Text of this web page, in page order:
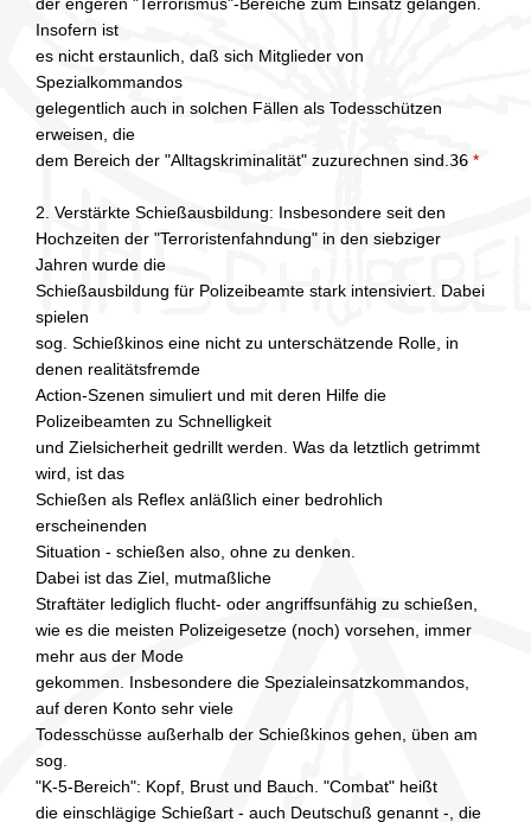
der engeren "Terrorismus"-Bereiche zum Einsatz gelangen.
Insofern ist
es nicht erstaunlich, daß sich Mitglieder von
Spezialkommandos
gelegentlich auch in solchen Fällen als Todesschützen
erweisen, die
dem Bereich der "Alltagskriminalität" zuzurechnen sind.36 *
2. Verstärkte Schießausbildung: Insbesondere seit den
Hochzeiten der "Terroristenfahndung" in den siebziger
Jahren wurde die
Schießausbildung für Polizeibeamte stark intensiviert. Dabei
spielen
sog. Schießkinos eine nicht zu unterschätzende Rolle, in
denen realitätsfremde
Action-Szenen simuliert und mit deren Hilfe die
Polizeibeamten zu Schnelligkeit
und Zielsicherheit gedrillt werden. Was da letztlich getrimmt
wird, ist das
Schießen als Reflex anläßlich einer bedrohlich
erscheinenden
Situation - schießen also, ohne zu denken.
Dabei ist das Ziel, mutmaßliche
Straftäter lediglich flucht- oder angriffsunfähig zu schießen,
wie es die meisten Polizeigesetze (noch) vorsehen, immer
mehr aus der Mode
gekommen. Insbesondere die Spezialeinsatzkommandos,
auf deren Konto sehr viele
Todesschüsse außerhalb der Schießkinos gehen, üben am
sog.
"K-5-Bereich": Kopf, Brust und Bauch. "Combat" heißt
die einschlägige Schießart - auch Deutschuß genannt -, die